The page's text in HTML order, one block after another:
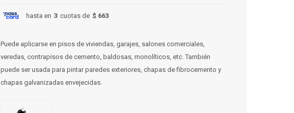
hasta en 3 cuotas de $ 663
Puede aplicarse en pisos de viviendas, garajes, salones comerciales,
veredas, contrapisos de cemento, baldosas, monolíticos, etc. También
puede ser usada para pintar paredes exteriores, chapas de fibrocemento y
chapas galvanizadas envejecidas.